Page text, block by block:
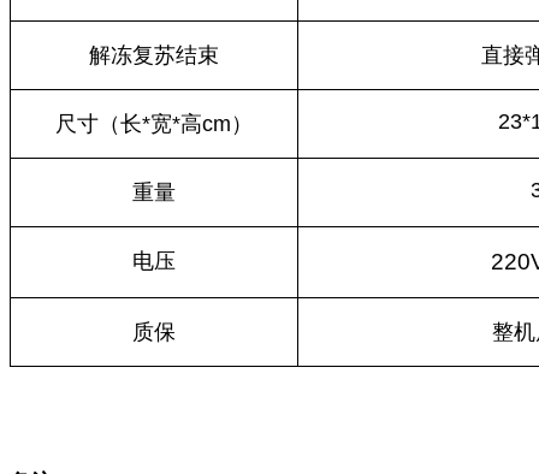
解冻复苏结束 直接
尺寸（长*宽*高cm）
重量
电压
质保 整